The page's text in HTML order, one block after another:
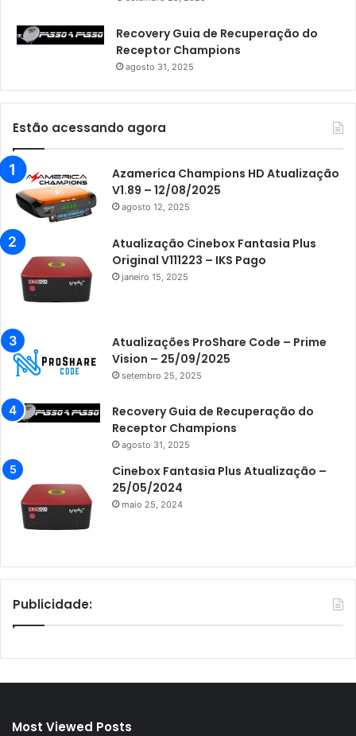
Recovery Guia de Recuperação do
Receptor Champions
agosto 31, 2025
Estão acessando agora
Azamerica Champions HD Atualização
V1.89 – 12/08/2025
agosto 12, 2025
Atualização Cinebox Fantasia Plus
Original V111223 – IKS Pago
janeiro 15, 2025
Atualizações ProShare Code – Prime
Vision – 25/09/2025
setembro 25, 2025
Recovery Guia de Recuperação do
Receptor Champions
agosto 31, 2025
Cinebox Fantasia Plus Atualização –
25/05/2024
maio 25, 2024
Publicidade:
Most Viewed Posts